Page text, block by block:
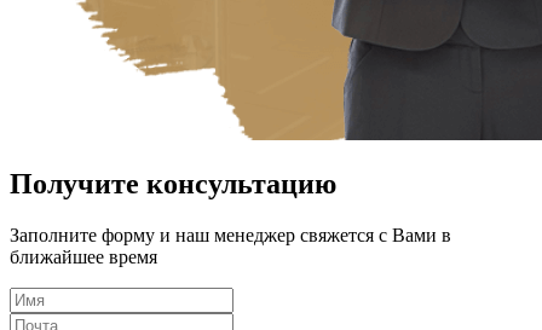
Получите консультацию
Заполните форму и наш менеджер свяжется с Вами в
ближайшее время